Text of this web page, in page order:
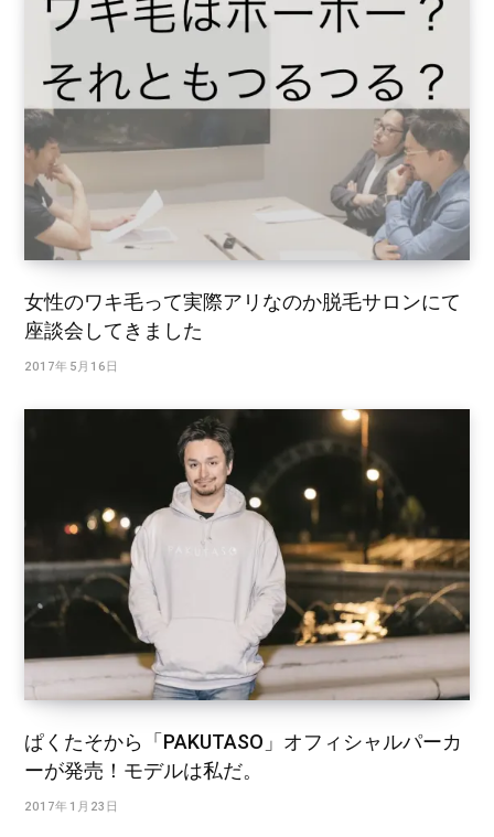
女性のワキ毛って実際アリなのか脱毛サロンにて
座談会してきました
2017年5月16日
ぱくたそから「PAKUTASO」オフィシャルパーカ
ーが発売！モデルは私だ。
2017年1月23日